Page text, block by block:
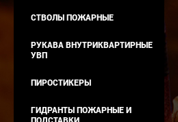
СТВОЛЫ ПОЖАРНЫЕ
РУКАВА ВНУТРИКВАРТИРНЫЕ
УВП
ПИРОСТИКЕРЫ
ГИДРАНТЫ ПОЖАРНЫЕ И